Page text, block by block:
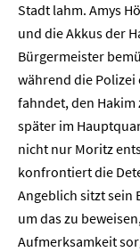
Stadt lahm. Amys
und die Akkus der
Bürgermeister
während die
fahndet, den Hakim
später im
nicht nur Moritz
konfrontiert die
Angeblich sitzt sein
um das zu
Aufmerksamkeit